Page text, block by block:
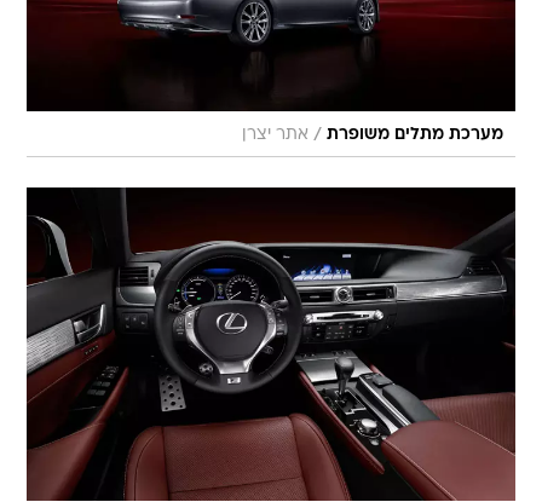
מערכת מתלים משופרת / אתר יצרן